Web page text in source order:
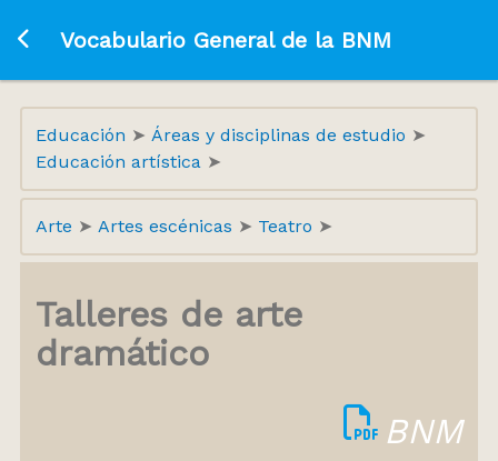
Ir a la página principal
Vocabulario General de la BNM
Educación
Áreas y disciplinas de estudio
Educación artística
Arte Artes escénicas Teatro
Talleres de arte
dramático
BNM